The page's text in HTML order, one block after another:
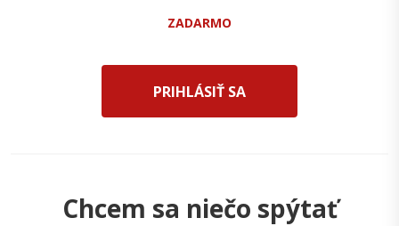
ZADARMO
PRIHLÁSIŤ SA
Chcem sa niečo spýtať